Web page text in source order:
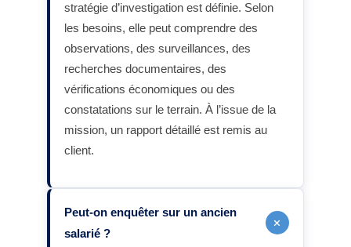
stratégie d’investigation est définie. Selon
les besoins, elle peut comprendre des
observations, des surveillances, des
recherches documentaires, des
vérifications économiques ou des
constatations sur le terrain. À l’issue de la
mission, un rapport détaillé est remis au
client.
Peut-on enquêter sur un ancien
salarié ?
+